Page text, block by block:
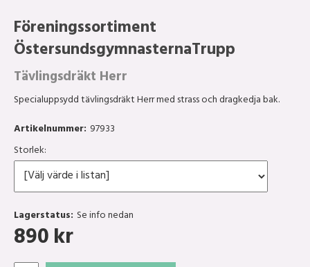
Föreningssortiment
ÖstersundsgymnasternaTrupp
Tävlingsdräkt Herr
Specialuppsydd tävlingsdräkt Herr med strass och dragkedja bak.
Artikelnummer: 97933
Storlek:
Lagerstatus: Se info nedan
890kr